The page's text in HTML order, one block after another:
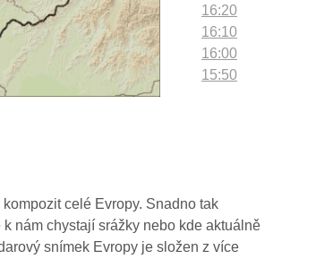
16:20
16:10
16:00
15:50
14:50
14:40
14:30
celé Evropy. Snadno tak
k nám chystají srážky nebo kde aktuálně
snímek Evropy je složen z více